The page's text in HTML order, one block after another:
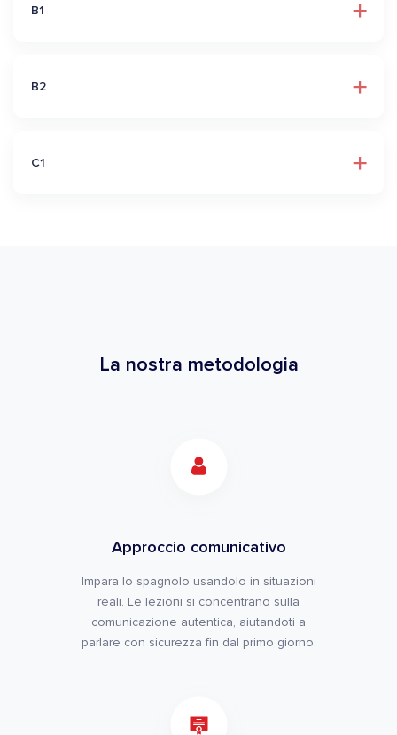
B1
B2
C1
La nostra metodologia
Approccio comunicativo
Impara lo spagnolo usandolo in situazioni
reali. Le lezioni si concentrano sulla
comunicazione autentica, aiutandoti a
parlare con sicurezza fin dal primo giorno.